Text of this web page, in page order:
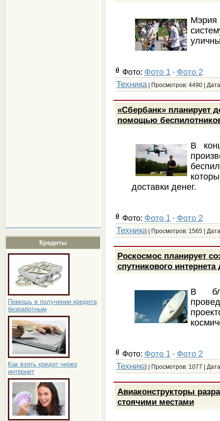
Кредиты
Помощь в получении кредита
безработным
Как взять кредит через
интернет
Фото: Фото 1· Фото 2
Техника| Просмотров: 4490 |
«Сбербанк» планирует
помощью
В
доставки денег.
Фото: Фото 1· Фото 2
Техника| Просмотров: 1565 |
Роскосмос планирует
спутникового
В
Фото: Фото 1· Фото 2
Техника| Просмотров: 1077 |
Авиаконструкторы
стоячими местами